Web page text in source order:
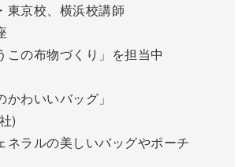
東京校、横浜校講師
この布物づくり」を担当中
かわいいバッグ」
)
ネラルの美しいバッグやポーチ